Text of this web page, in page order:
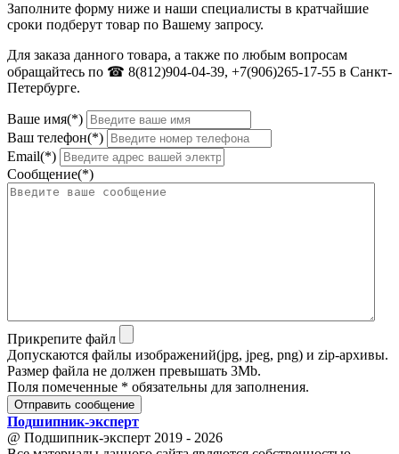
Заполните форму ниже и наши специалисты в кратчайшие
сроки подберут товар по Вашему запросу.
Для заказа данного товара, а также по любым вопросам
обращайтесь по ☎ 8(812)904-04-39, +7(906)265-17-55 в Санкт-
Петербурге.
Ваше имя(*)
Ваш телефон(*)
Email(*)
Сообщение(*)
Прикрепите файл
Допускаются файлы изображений(jpg, jpeg, png) и zip-архивы.
Размер файла не должен превышать 3Mb.
Поля помеченные * обязательны для заполнения.
Отправить сообщение
Подшипник-эксперт
@ Подшипник-эксперт 2019 - 2026